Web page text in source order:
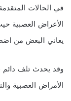
الأعراض العصبية
يعاني البعض من
وقد يحدث تلف دائم
الأمراض العصبية